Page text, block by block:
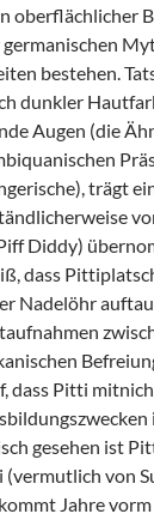
oberflächlicher
bestehen.
dunkler
Augen (die
trägt
Diddy)
dass
Nadelöhr
dass Pitti
gesehen ist
von
Jahre